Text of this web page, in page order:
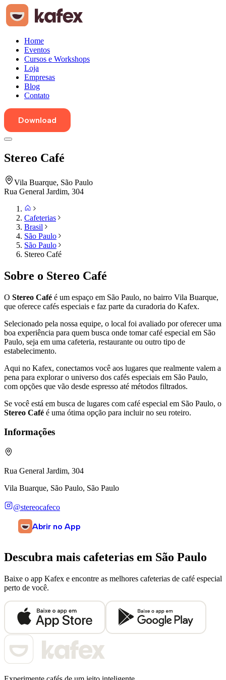
Home
Eventos
Cursos e Workshops
Loja
Empresas
Blog
Contato
Download
Stereo Café
Vila Buarque, São Paulo
Rua General Jardim, 304
Cafeterias
Brasil
São Paulo
São Paulo
Stereo Café
Sobre o Stereo Café
O Stereo Café é um espaço em São Paulo, no bairro Vila Buarque,
que oferece cafés especiais e faz parte da curadoria do Kafex.
Selecionado pela nossa equipe, o local foi avaliado por oferecer uma
boa experiência para quem busca onde tomar café especial em São
Paulo, seja em uma cafeteria, restaurante ou outro tipo de
estabelecimento.
Aqui no Kafex, conectamos você aos lugares que realmente valem a
pena para explorar o universo dos cafés especiais em São Paulo,
com opções que vão desde espresso até métodos filtrados.
Se você está em busca de lugares com café especial em São Paulo, o
Stereo Café é uma ótima opção para incluir no seu roteiro.
Informações
Rua General Jardim, 304
Vila Buarque, São Paulo, São Paulo
@stereocafeco
Abrir no App
Descubra mais cafeterias em São Paulo
Baixe o app Kafex e encontre as melhores cafeterias de café especial
perto de você.